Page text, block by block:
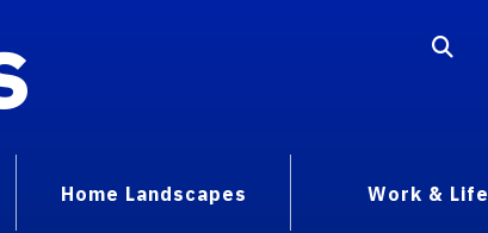
Home Landscapes Work & Life